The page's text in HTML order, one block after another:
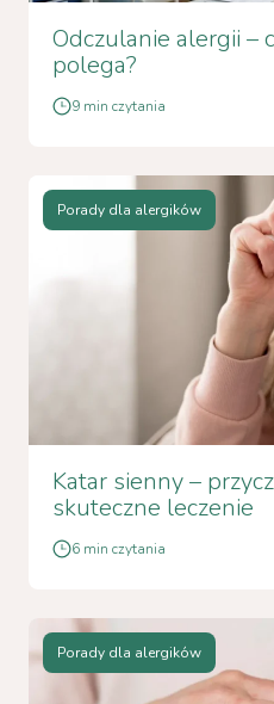
Odczulanie alergii –
polega?
9 min czytania
Porady dla alergików
Katar sienny –
skuteczne leczenie
6 min czytania
Porady dla alergików